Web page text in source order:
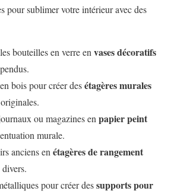
pour sublimer votre intérieur avec des
bouteilles en verre envases décoratifs
bois pour créer desétagères murales
ou magazines enpapier peint
murale.
anciens enétagères de rangement
pour créer dessupports pour